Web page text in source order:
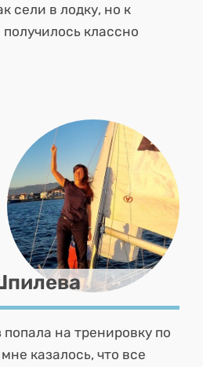
сели в лодку, но к
классно
попала на тренировку по
казалось, что все